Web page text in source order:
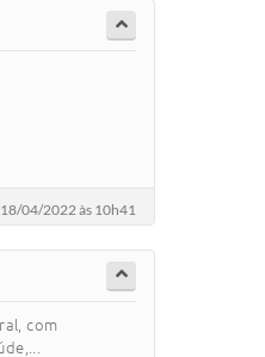
04/2022 às 10h41
com